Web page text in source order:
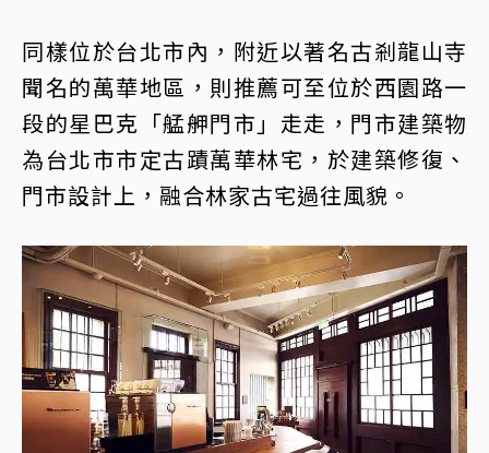
同樣位於台北市內，附近以著名古剎龍山寺
聞名的萬華地區，則推薦可至位於西園路一
段的星巴克「艋舺門市」走走，門市建築物
為台北市市定古蹟萬華林宅，於建築修復、
門市設計上，融合林家古宅過往風貌。